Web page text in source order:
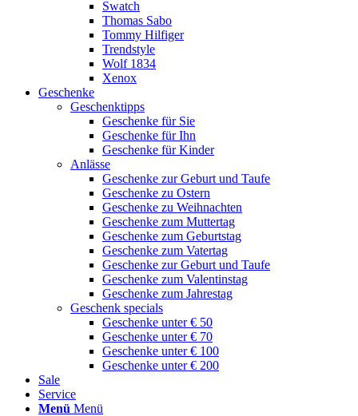
Swatch
Thomas Sabo
Tommy Hilfiger
Trendstyle
Wolf 1834
Xenox
Geschenke
Geschenktipps
Geschenke für Sie
Geschenke für Ihn
Geschenke für Kinder
Anlässe
Geschenke zur Geburt und Taufe
Geschenke zu Ostern
Geschenke zu Weihnachten
Geschenke zum Muttertag
Geschenke zum Geburtstag
Geschenke zum Vatertag
Geschenke zur Geburt und Taufe
Geschenke zum Valentinstag
Geschenke zum Jahrestag
Geschenk specials
Geschenke unter € 50
Geschenke unter € 70
Geschenke unter € 100
Geschenke unter € 200
Sale
Service
Menü Menü